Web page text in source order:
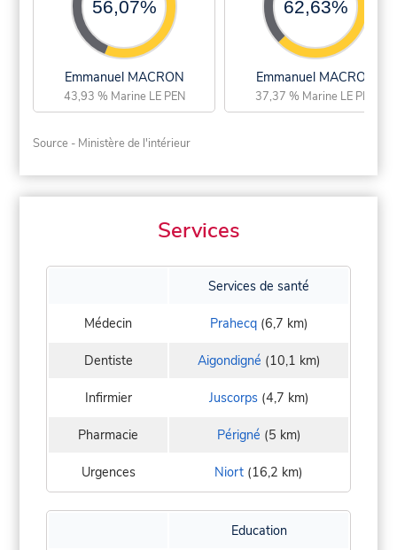
56,07%
Emmanuel MACRON
43,93 % Marine LE PEN
62,63%
Emmanuel MACRON
37,37 % Marine LE PEN
Source - Ministère de l'intérieur
Services
Services de santé
Médecin Prahecq(6,7 km)
Dentiste Aigondigné (10,1 km)
Infirmier Juscorps(4,7 km)
Pharmacie Périgné (5 km)
Urgences Niort (16,2 km)
Education